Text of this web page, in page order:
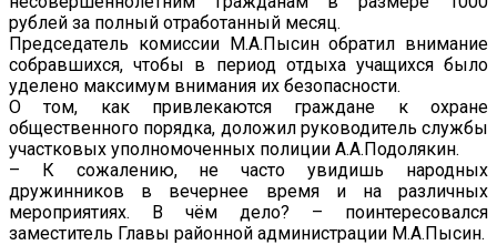
рублей за полный отработанный месяц.
Председатель комиссии М.А.Пысин обратил внимание
собравшихся, чтобы в период отдыха учащихся было
уделено максимум внимания их безопасности.
О том, как привлекаются граждане к охране
общественного порядка, доложил руководитель службы
участковых уполномоченных полиции А.А.Подолякин.
– К сожалению, не часто увидишь народных
дружинников в вечернее время и на различных
мероприятиях. В чём дело? – поинтересовался
заместитель Главы районной администрации М.А.Пысин.